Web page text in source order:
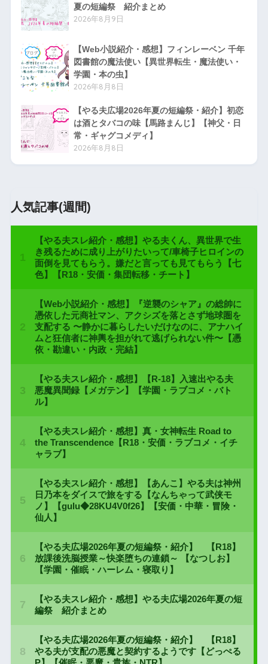
夏の短編祭 紹介まとめ
2026年8月9日
【Web小説紹介・感想】フィンレーベン 千年
図書館の魔法使い【異世界転生・魔法使い・
学園・本の虫】
2026年8月8日
【やる夫広場2026年夏の短編祭・紹介】初恋
は酒とタバコの味【馬路まんじ】【神父・日
常・ギャグコメディ】
2026年8月8日
人気記事(週間)